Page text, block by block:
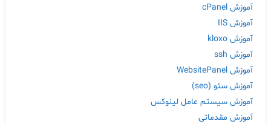
آموزش cPanel
آموزش IIS
آموزش kloxo
آموزش ssh
آموزش WebsitePanel
آموزش سئو (seo)
آموزش سیستم عامل لینوکس
آموزش مقدماتی